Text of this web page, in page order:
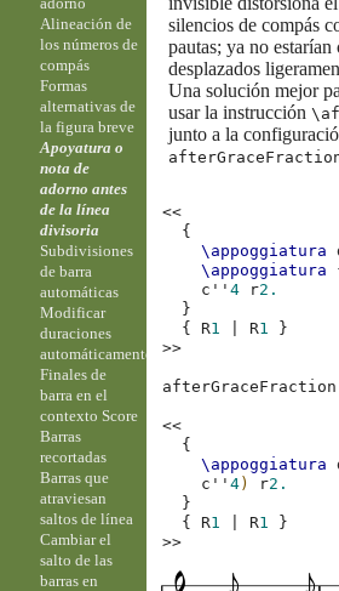
silencios de compás
pautas; ya no estarían
desplazados
Una solución mejor
usar la instrucción
junto a la
<<
{
\appoggiatura
\appoggiatura
c''4 r2.
}
{
R1 R1
}
>>
afterGraceFraction
<<
{
\appoggiatura
c''4) r2.
}
{
R1 R1
}
>>
Alineación de
los números de
compás
Formas
alternativas de
la figura breve
Apoyatura o
nota de
adorno antes
de la línea
divisoria
Subdivisiones
de barra
automáticas
Modificar
duraciones
automáticamente
Finales de
barra en el
contexto Score
Barras
recortadas
Barras que
atraviesan
saltos de línea
Cambiar el
salto de las
barras en